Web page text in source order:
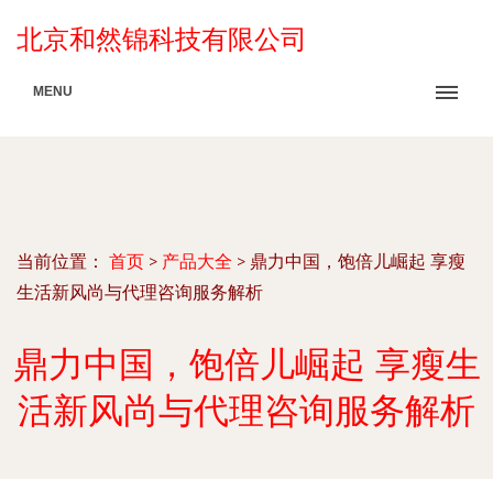
北京和然锦科技有限公司
MENU
当前位置： 首页 > 产品大全 > 鼎力中国，饱倍儿崛起 享瘦
生活新风尚与代理咨询服务解析
鼎力中国，饱倍儿崛起 享瘦生
活新风尚与代理咨询服务解析